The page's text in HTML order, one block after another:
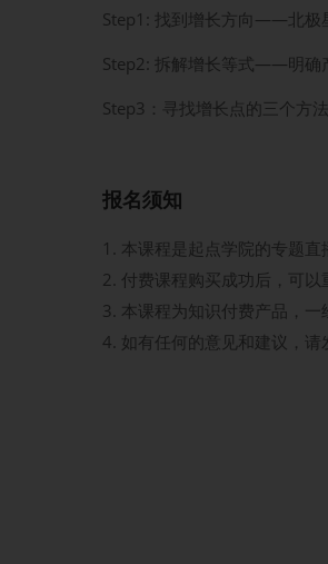
Step1: 找到增长方向——北极
Step2: 拆解增长等式——明确
Step3：寻找增长点的三个方法
报名须知
本课程是起点学院的专题直
付费课程购买成功后，可以
本课程为知识付费产品，
如有任何的意见和建议，